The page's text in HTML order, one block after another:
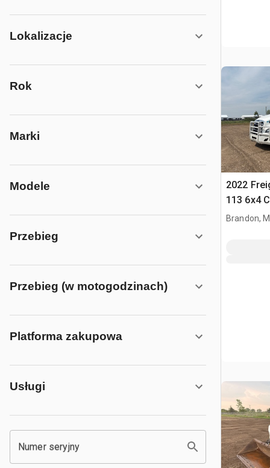
Lokalizacje
Rok
Marki
Modele
Przebieg
Przebieg (w motogodzinach)
Platforma zakupowa
Usługi
Numer seryjny
2022
113 6x4
T/A z
Brandon,